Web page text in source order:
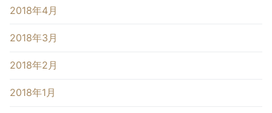
2018年4月
2018年3月
2018年2月
2018年1月